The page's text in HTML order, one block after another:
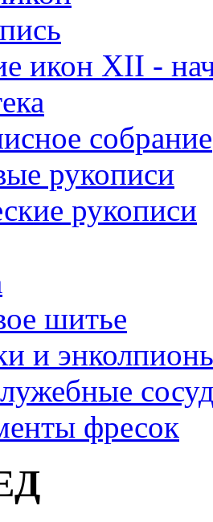
икон XII -
собрание
рукописи
рукописи
шитье
и
фресок